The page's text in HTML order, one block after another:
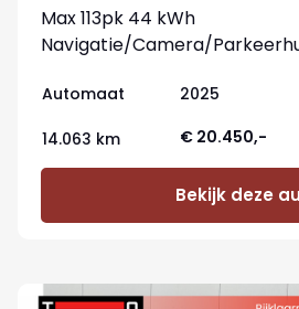
Max 113pk 44 kWh
Navigatie/Camera/
Automaat 2025
14.063 km € 20.450,-
Bekijk deze